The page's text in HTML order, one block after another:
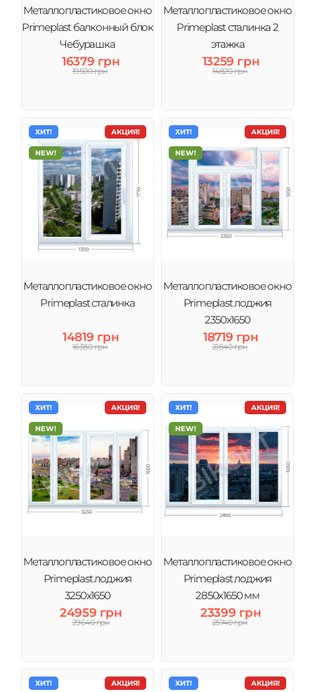
Металлопластиковое окно
Primeplast балконный блок
Чебурашка
16379 грн
19500 грн
Металлопластиковое окно
Primeplast сталинка 2
этажка
13259 грн
14820 грн
АКЦИЯ!
ХИТ!
NEW!
Металлопластиковое окно
Primeplast сталинка
14819 грн
16380 грн
АКЦИЯ!
ХИТ!
NEW!
Металлопластиковое окно
Primeplast лоджия
2350х1650
18719 грн
21840 грн
АКЦИЯ!
ХИТ!
NEW!
Металлопластиковое окно
Primeplast лоджия
3250х1650
24959 грн
29640 грн
АКЦИЯ!
ХИТ!
NEW!
Металлопластиковое окно
Primeplast лоджия
2850х1650 мм
23399 грн
25740 грн
АКЦИЯ!
ХИТ! АКЦИЯ!
ХИТ!